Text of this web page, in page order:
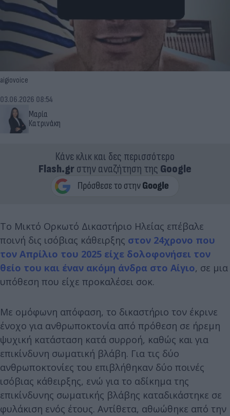
aigiovoice
Μαρία
Κατρινάκη
03.06.2026 08:54
Κάνε κλικ και δες περισσότερο
Flash.grστην αναζήτηση της Google
Το Μικτό Ορκωτό Δικαστήριο Ηλείας επέβαλε
ποινή δις ισόβιας κάθειρξης στον 24χρονο που
τον Απρίλιο του 2025 είχε δολοφονήσει τον
θείο του και έναν ακόμη άνδρα στο Αίγιο, σε μια
υπόθεση που είχε προκαλέσει σοκ.
Με ομόφωνη απόφαση, το δικαστήριο τον έκρινε
ένοχο για ανθρωποκτονία από πρόθεση σε ήρεμη
ψυχική κατάσταση κατά συρροή, καθώς και για
επικίνδυνη σωματική βλάβη. Για τις δύο
ανθρωποκτονίες του επιβλήθηκαν δύο ποινές
ισόβιας κάθειρξης, ενώ για το αδίκημα της
επικίνδυνης σωματικής βλάβης καταδικάστηκε σε
φυλάκιση ενός έτους. Αντίθετα, αθωώθηκε από την